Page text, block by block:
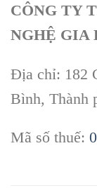
CÔNG TY
NGHỆ GIA
Địa chỉ: 182
Bình, Thành
Mã số thuế: